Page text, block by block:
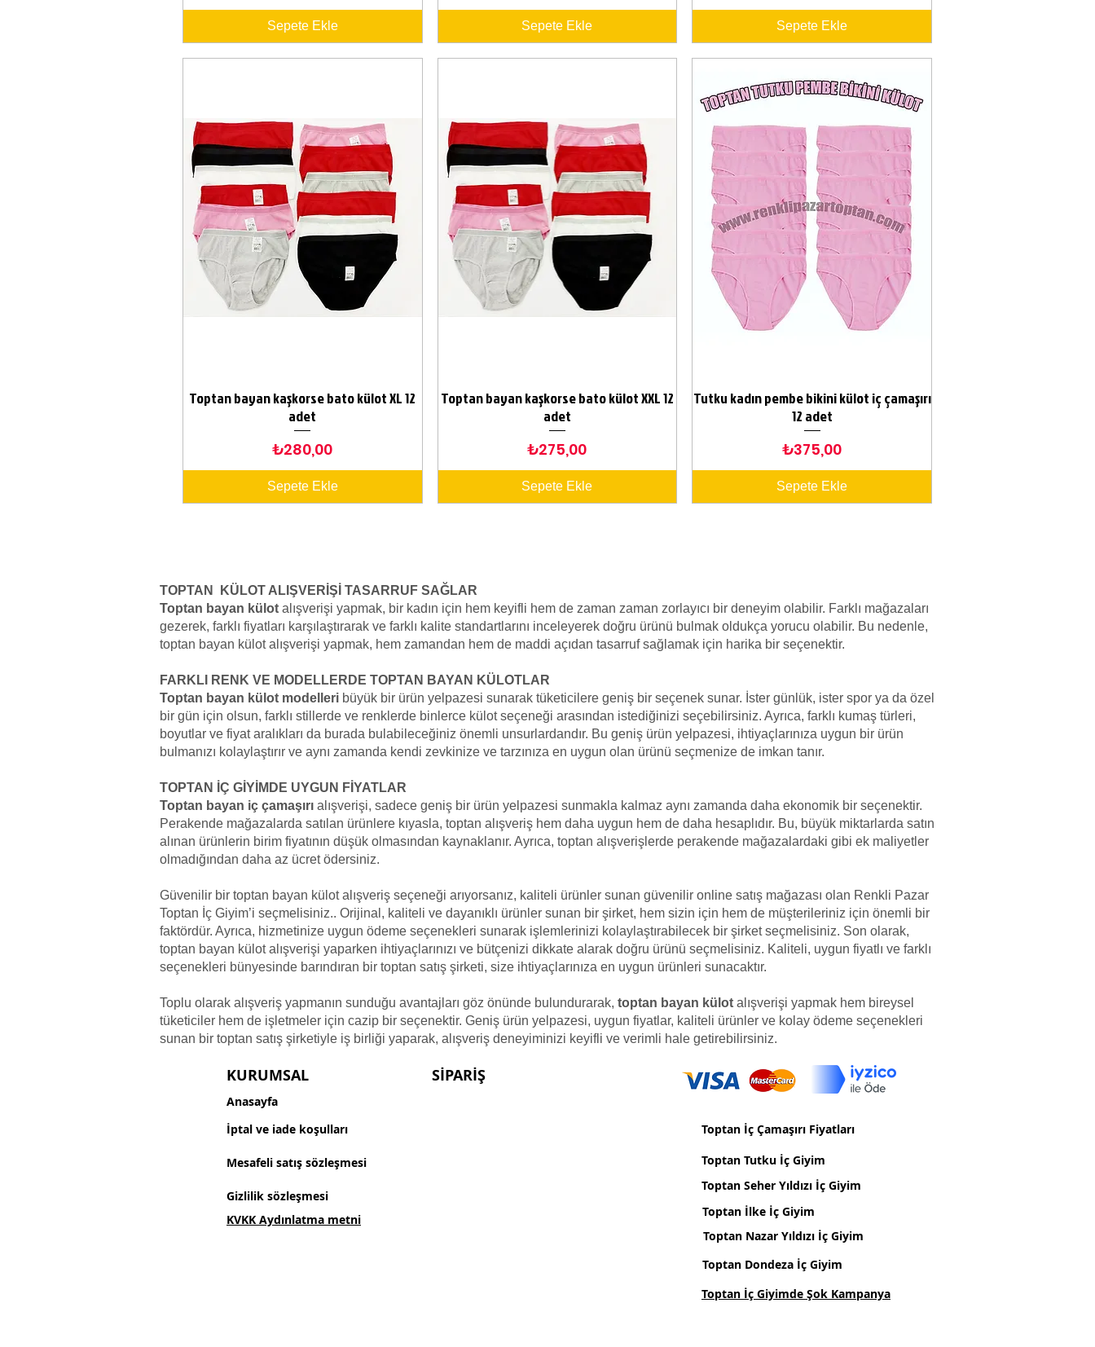
Sepete Ekle Sepete Ekle Sepete Ekle
Hızlı Bakış
Toptan bayan kaşkorse bato külot XL 12
adet
Fiyat
₺280,00
Sepete Ekle
Hızlı Bakış
Toptan bayan kaşkorse bato külot XXL 12
adet
Fiyat
₺275,00
Sepete Ekle
Hızlı Bakış
Tutku kadın pembe bikini külot iç çamaşırı
12 adet
Fiyat
₺375,00
Sepete Ekle
TOPTAN KÜLOT ALIŞVERİŞİ TASARRUF SAĞLAR
Toptan bayan külot alışverişi yapmak, bir kadın için hem keyifli hem de zaman zaman zorlayıcı bir deneyim olabilir. Farklı mağazaları
gezerek, farklı fiyatları karşılaştırarak ve farklı kalite standartlarını inceleyerek doğru ürünü bulmak oldukça yorucu olabilir. Bu nedenle,
toptan bayan külot alışverişi yapmak, hem zamandan hem de maddi açıdan tasarruf sağlamak için harika bir seçenektir.
FARKLI RENK VE MODELLERDE TOPTAN BAYAN KÜLOTLAR
Toptan bayan külot modelleri büyük bir ürün yelpazesi sunarak tüketicilere geniş bir seçenek sunar. İster günlük, ister spor ya da özel
bir gün için olsun, farklı stillerde ve renklerde binlerce külot seçeneği arasından istediğinizi seçebilirsiniz. Ayrıca, farklı kumaş türleri,
boyutlar ve fiyat aralıkları da burada bulabileceğiniz önemli unsurlardandır. Bu geniş ürün yelpazesi, ihtiyaçlarınıza uygun bir ürün
bulmanızı kolaylaştırır ve aynı zamanda kendi zevkinize ve tarzınıza en uygun olan ürünü seçmenize de imkan tanır.
TOPTAN İÇ GİYİMDE UYGUN FİYATLAR
Toptan bayan iç çamaşırı alışverişi, sadece geniş bir ürün yelpazesi sunmakla kalmaz aynı zamanda daha ekonomik bir seçenektir.
Perakende mağazalarda satılan ürünlere kıyasla, toptan alışveriş hem daha uygun hem de daha hesaplıdır. Bu, büyük miktarlarda satın
alınan ürünlerin birim fiyatının düşük olmasından kaynaklanır. Ayrıca, toptan alışverişlerde perakende mağazalardaki gibi ek maliyetler
olmadığından daha az ücret ödersiniz.
Güvenilir bir toptan bayan külot alışveriş seçeneği arıyorsanız, kaliteli ürünler sunan güvenilir online satış mağazası olan Renkli Pazar
Toptan İç Giyim’i seçmelisiniz.. Orijinal, kaliteli ve dayanıklı ürünler sunan bir şirket, hem sizin için hem de müşterileriniz için önemli bir
faktördür. Ayrıca, hizmetinize uygun ödeme seçenekleri sunarak işlemlerinizi kolaylaştırabilecek bir şirket seçmelisiniz. Son olarak,
toptan bayan külot alışverişi yaparken ihtiyaçlarınızı ve bütçenizi dikkate alarak doğru ürünü seçmelisiniz. Kaliteli, uygun fiyatlı ve farklı
seçenekleri bünyesinde barındıran bir toptan satış şirketi, size ihtiyaçlarınıza en uygun ürünleri sunacaktır.
Toplu olarak alışveriş yapmanın sunduğu avantajları göz önünde bulundurarak, toptan bayan külot alışverişi yapmak hem bireysel
tüketiciler hem de işletmeler için cazip bir seçenektir. Geniş ürün yelpazesi, uygun fiyatlar, kaliteli ürünler ve kolay ödeme seçenekleri
sunan bir toptan satış şirketiyle iş birliği yaparak, alışveriş deneyiminizi keyifli ve verimli hale getirebilirsiniz.
KURUMSAL SİPARİŞ
Anasayfa
İptal ve iade koşulları
Mesafeli satış sözleşmesi
Gizlilik sözleşmesi
KVKK Aydınlatma metni
Toptan İç Çamaşırı Fiyatları
Toptan Tutku İç Giyim
Toptan Seher Yıldızı İç Giyim
Toptan İlke İç Giyim
Toptan Nazar Yıldızı İç Giyim
Toptan Dondeza İç Giyim
Toptan İç Giyimde Şok Kampanya